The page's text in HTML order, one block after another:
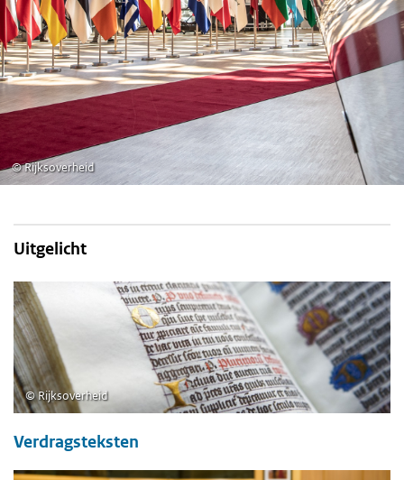
©Rijksoverheid
Uitgelicht
Verdragsteksten
©Rijksoverheid